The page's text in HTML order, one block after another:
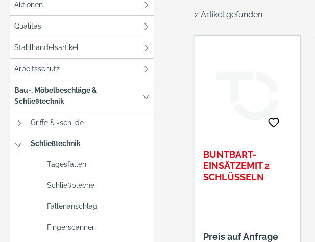
Aktionen
Qualitas
Stahlhandelsartikel
Arbeitsschutz
Bau-, Möbelbeschläge &
Schließtechnik
Griffe & -schilde
Schließtechnik
Tagesfallen
Schließbleche
Fallenanschlag
Fingerscanner
2 Artikel gefunden
BUNTBART-
EINSÄTZEMIT 2
SCHLÜSSELN
Preis auf Anfrage